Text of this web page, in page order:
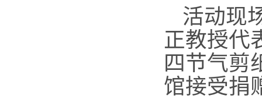
活动现
正教授代
四节气剪
馆接受捐